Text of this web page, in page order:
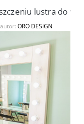
lustra do
autor: ORO DESIGN